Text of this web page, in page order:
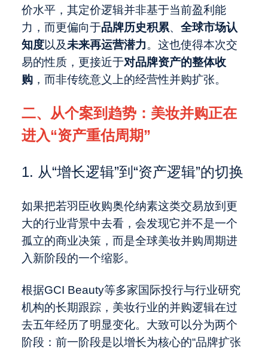
价水平，其定价逻辑并非基于当前盈利能
力，而更偏向于品牌历史积累、 全球市场认
知度以及未来再运营潜力。这也使得本次交
易的性质，更接近于对品牌资产的整体收
购，而非传统意义上的经营性并购扩张。
二、从个案到趋势：美妆并购正在
进入“资产重估周期”
1. 从“增长逻辑”到“资产逻辑”的切换
如果把若羽臣收购奥伦纳素这类交易放到更
大的行业背景中去看，会发现它并不是一个
孤立的商业决策，而是全球美妆并购周期进
入新阶段的一个缩影。
根据GCI Beauty等多家国际投行与行业研究
机构的长期跟踪，美妆行业的并购逻辑在过
去五年经历了明显变化。大致可以分为两个
阶段：前一阶段是以增长为核心的“品牌扩张